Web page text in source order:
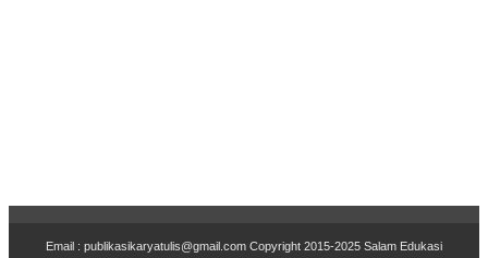
Email : publikasikaryatulis@gmail.com Copyright 2015-2025 Salam Edukasi